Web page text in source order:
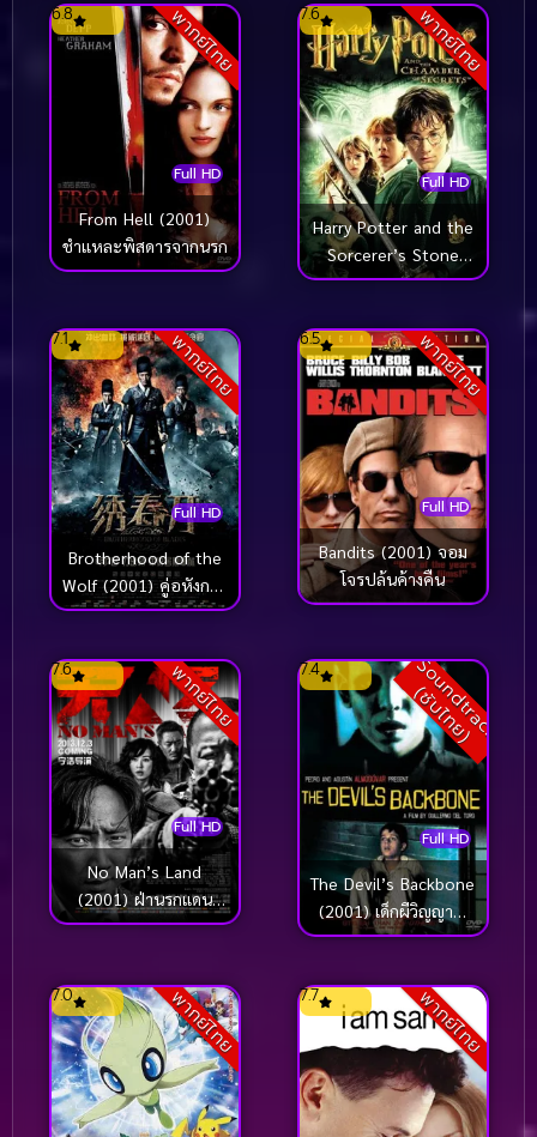
พากย์ไทย
Full HD
6.8
From Hell (2001)
ชำแหละพิสดารจากนรก
พากย์ไทย
Full HD
7.6
Harry Potter and the
Sorcerer’s Stone
(2001) แฮร์รี่ พอตเตอร์
พากย์ไทย
Full HD
7.1
Brotherhood of the
Wolf (2001) คู่อหังการ์
ท้าบัลลังก์
พากย์ไทย
Full HD
6.5
Bandits (2001) จอม
โจรปล้นค้างคืน
พากย์ไทย
Full HD
7.6
No Man’s Land
(2001) ฝ่านรกแดน
ทมิฬ
S
o
u
n
d
t
r
a
c
k
(
ซั
บ
ไ
ท
ย
)
Full HD
7.4
The Devil’s Backbone
(2001) เด็กผีวิญญาณ
พยาบาท [ซับไทย]
พากย์ไทย
7.0 พากย์ไทย
7.7